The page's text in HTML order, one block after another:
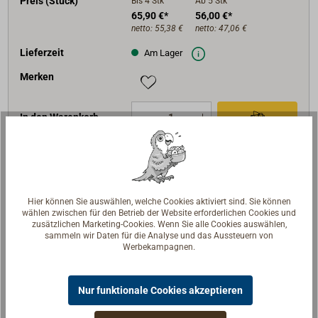
65,90 €*
netto: 55,38 €
56,00 €*
netto: 47,06 €
Lieferzeit Am Lager
Merken
In den Warenkorb
Beschreibung
Korbmutterverschluss zum Anschweißen nach DIN
Lieferumfang: Augenschraube und Korbmutter aus
Messing,
Hier können Sie auswählen, welche Cookies aktiviert sind. Sie können
wählen zwischen für den Betrieb der Website erforderlichen Cookies und
zusätzlichen Marketing-Cookies. Wenn Sie alle Cookies auswählen,
sammeln wir Daten für die Analyse und das Aussteuern von
Werbekampagnen.
Nur funktionale Cookies akzeptieren